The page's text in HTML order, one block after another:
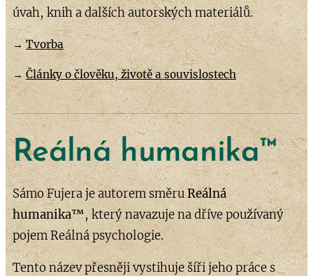
úvah, knih a dalších autorských materiálů.
→Tvorba
→Článkyo člověku, životě a souvislostech
Reálnáhumanika™
Sámo Fujera je autorem směruReálná
humanika™, který navazuje na dříve používaný
pojem Reálná psychologie.
Tento název přesněji vystihuje šíři jeho práce s